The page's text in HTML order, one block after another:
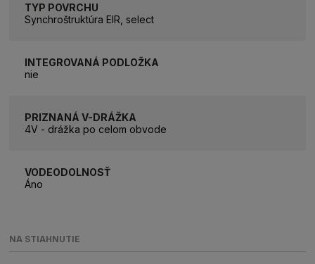
TYP POVRCHU
Synchroštruktúra EIR, select
INTEGROVANÁ PODLOŽKA
nie
PRIZNANÁ V-DRÁŽKA
4V - drážka po celom obvode
VODEODOLNOSŤ
Áno
NA STIAHNUTIE